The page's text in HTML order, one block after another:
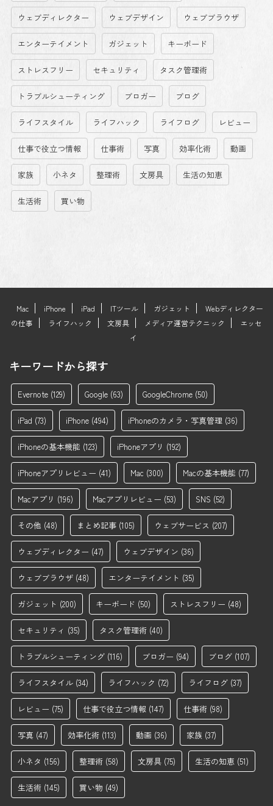
ウェブディレクター ウェブデザイン ウェブブラウザ
エンターテイメント ガジェット キーボード
ストレスフリー セキュリティ タスク管理術
トラブルシューティング ブロガー ブログ
ライフスタイル ライフハック ライフログ レビュー
仕事で役立つ情報 仕事術 写真 効率化術 動画
家族 小ネタ 整理術 文房具 生活の知恵
生活術 買い物
Mac iPhone iPad ITツール ガジェット
Webディレクター
の仕事
ライフハック 文房具 メディア運営テクニック
エッセ
イ
キーワードから探す
Evernote (129) Google (63) GoogleChrome (50)
iPad (73) iPhone (494) iPhoneのカメラ・写真管理 (36)
iPhoneの基本機能 (123) iPhoneアプリ (192)
iPhoneアプリレビュー (41) Mac (300) Macの基本機能 (77)
Macアプリ (196) Macアプリレビュー (53) SNS (52)
その他 (48) まとめ記事 (105) ウェブサービス (207)
ウェブディレクター (47) ウェブデザイン (36)
ウェブブラウザ (48) エンターテイメント (35)
ガジェット (200) キーボード (50) ストレスフリー (48)
セキュリティ (35) タスク管理術 (40)
トラブルシューティング (116) ブロガー (94) ブログ (107)
ライフスタイル (34) ライフハック (72) ライフログ (37)
レビュー (75) 仕事で役立つ情報 (147) 仕事術 (98)
写真 (47) 効率化術 (113) 動画 (36) 家族 (37)
小ネタ (156) 整理術 (58) 文房具 (75) 生活の知恵 (51)
生活術 (145) 買い物 (49)